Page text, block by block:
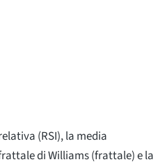
(RSI), la media
di Williams (frattale) e la